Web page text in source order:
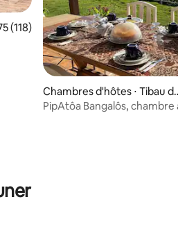
: 4,75 sur 5
moyenne sur la base de 118
(118)
Chambres d'hôtes ⋅ Tibau
Sul
PipAtôa Bangalôs, chambre